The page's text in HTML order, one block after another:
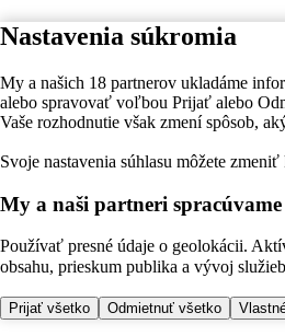
Nastavenia súkromia
My a našich 18 partnerov ukladáme
alebo spravovať voľbou Prijať alebo
Vaše rozhodnutie však zmení spôsob,
Svoje nastavenia súhlasu môžete
My a naši partneri
Používať presné údaje o geolokácii.
obsahu, prieskum publika a vývoj
Prijať všetko Odmietnuť všetko